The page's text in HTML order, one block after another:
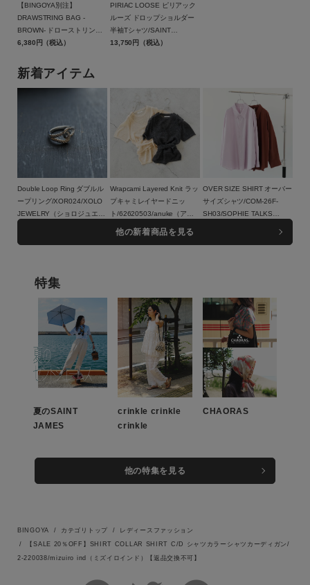
この条件で絞り込む
【BINGOYA別注】
DRAWSTRING BAG -
BROWN- ドローストリング
巾着バッグ ブラウン/BCL-
Bagjack(バイシクロン バイ
バッグジャック)【メール便1
6,380円（税込）
PIRIAC LOOSE ピリアック
ルーズ ドロップショルダー
半袖Tシャツ/SAINT
JAMES(セントジェームス)
13,750円（税込）
新着アイテム
Double Loop Ring ダブルル
ープリング/XOR024/XOLO
JEWELRY（ショロジュエリ
Wrapcami Layered Knit ラッ
プキャミレイヤードニッ
ト/62620503/anuke（アン
ヌーク）
16,500円（税込）
OVER SIZE SHIRT オーバー
サイズシャツ/COM-26F-
SH03/SOPHIE TALKS
他の新着商品を見る
特集
夏のSAINT
JAMES
crinkle crinkle
crinkle
CHAORAS
他の特集を見る
BINGOYA カテゴリトップ
レディースファッション
【SALE 20％OFF】SHIRT COLLAR SHIRT C/D シャツカラーシャツカーディガン/
2-220038/mizuiro ind（ミズイロインド）【返品交換不可】